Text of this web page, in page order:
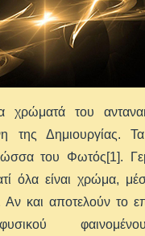
χρώματά του
της Δημιουργίας.
του Φωτός[1].
όλα είναι χρώμα,
και αποτελούν το